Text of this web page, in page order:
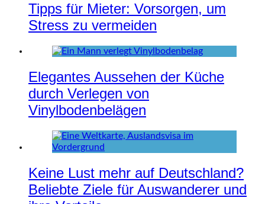
Tipps für Mieter: Vorsorgen, um
Stress zu vermeiden
Elegantes Aussehen der Küche
durch Verlegen von
Vinylbodenbelägen
Keine Lust mehr auf Deutschland?
Beliebte Ziele für Auswanderer und